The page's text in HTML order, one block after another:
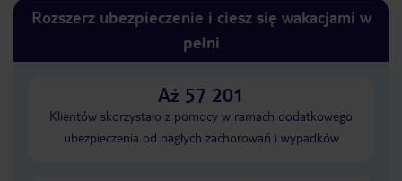
Rozszerz ubezpieczenie i ciesz się wakacjami w
pełni
Aż 57 201
Klientów skorzystało z pomocy w ramach dodatkowego
ubezpieczenia od nagłych zachorowań i wypadków